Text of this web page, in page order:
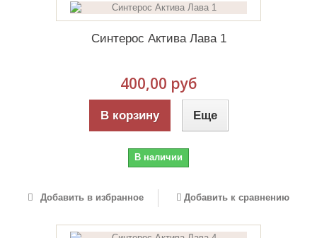
Синтерос Актива Лава 1
400,00 руб
В корзину Еще
В наличии
Добавить в избранное Добавить к сравнению